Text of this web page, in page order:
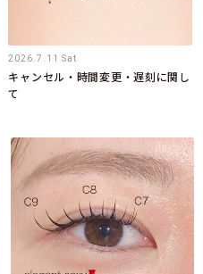
2026.7.11 Sat
キャンセル・時間変更・遅刻に関し
て